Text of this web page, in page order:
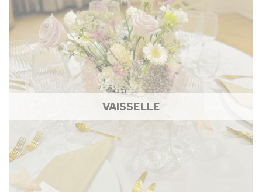
VAISSELLE